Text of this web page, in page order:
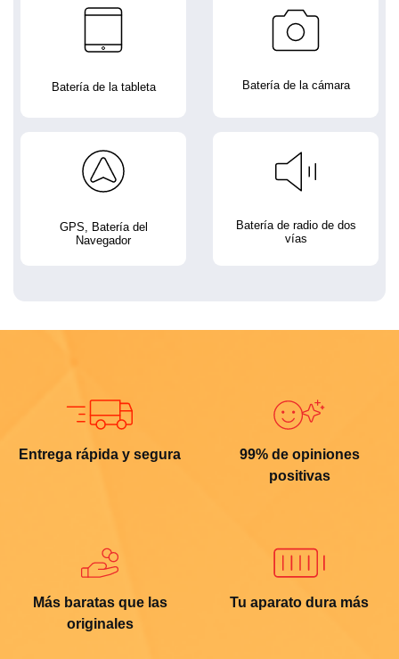
Batería de la tableta Batería de la cámara
GPS, Batería del
Navegador
Batería de radio de dos
vías
Entrega rápida y segura
99% de opiniones
positivas
Más baratas que las
originales
Tu aparato dura más